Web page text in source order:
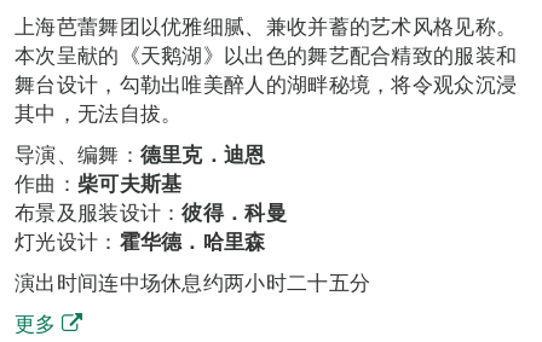
上海芭蕾舞团以优雅细腻、兼收并蓄的艺术风格见称。
本次呈献的《天鹅湖》以出色的舞艺配合精致的服装和
舞台设计，勾勒出唯美醉人的湖畔秘境，将令观众沉浸
其中，无法自拔。
导演、编舞： 德里克．迪恩
作曲： 柴可夫斯基
布景及服装设计：彼得．科曼
灯光设计： 霍华德．哈里森
演出时间连中场休息约两小时二十五分
更多